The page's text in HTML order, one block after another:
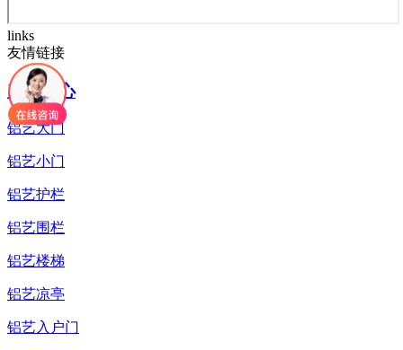
links
友情链接
产品中心
铝艺大门
铝艺小门
铝艺护栏
铝艺围栏
铝艺楼梯
铝艺凉亭
铝艺入户门